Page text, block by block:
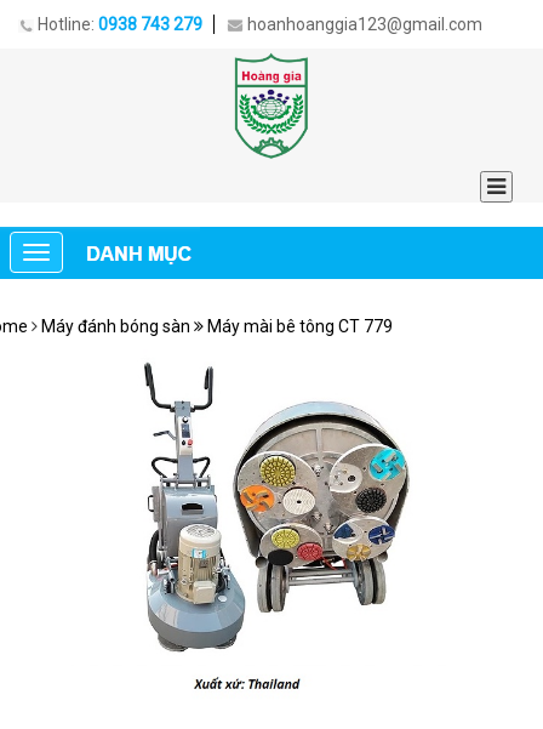
Hotline: 0938 743 279 hoanhoanggia123@gmail.com
Máy đánh bóng sàn Máy mài bê tông CT 779